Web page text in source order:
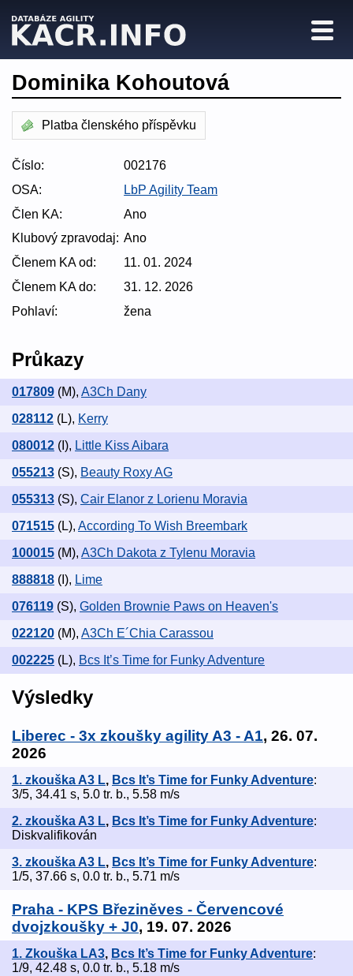
Dominika Kohoutová
Platba členského příspěvku
Číslo:
002176
OSA:
LbP Agility Team
Člen KA:
Ano
Klubový zpravodaj: Ano
Členem KA od:
11. 01. 2024
Členem KA do:
31. 12. 2026
Pohlaví:
žena
Průkazy
017809 (M), A3Ch Dany
028112 (L), Kerry
080012 (I), Little Kiss Aibara
055213 (S), Beauty Roxy AG
055313 (S), Cair Elanor z Lorienu Moravia
071515 (L), According To Wish Breembark
100015 (M), A3Ch Dakota z Tylenu Moravia
888818 (I), Lime
076119 (S), Golden Brownie Paws on Heaven's
022120 (M), A3Ch E´Chia Carassou
002225 (L), Bcs It’s Time for Funky Adventure
Výsledky
Liberec - 3x zkoušky agility A3 - A1, 26. 07.
2026
1. zkouška A3 L, Bcs It’s Time for Funky Adventure:
3/5, 34.41 s, 5.0 tr. b., 5.58 m/s
2. zkouška A3 L, Bcs It’s Time for Funky Adventure:
Diskvalifikován
3. zkouška A3 L, Bcs It’s Time for Funky Adventure:
1/5, 37.66 s, 0.0 tr. b., 5.71 m/s
Praha - KPS Březiněves - Červencové
dvojzkoušky + J0, 19. 07. 2026
1. Zkouška LA3, Bcs It’s Time for Funky Adventure:
1/9, 42.48 s, 0.0 tr. b., 5.18 m/s